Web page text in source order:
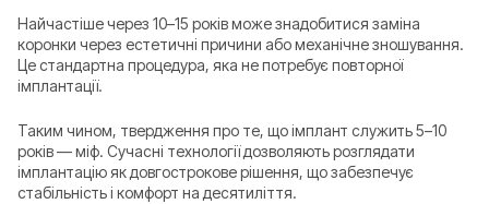
Найчастіше через 10–15 років може знадобитися заміна
коронки через естетичні причини або механічне зношування.
Це стандартна процедура, яка не потребує повторної
імплантації.
Таким чином, твердження про те, що імплант служить 5–10
років — міф. Сучасні технології дозволяють розглядати
імплантацію як довгострокове рішення, що забезпечує
стабільність і комфорт на десятиліття.